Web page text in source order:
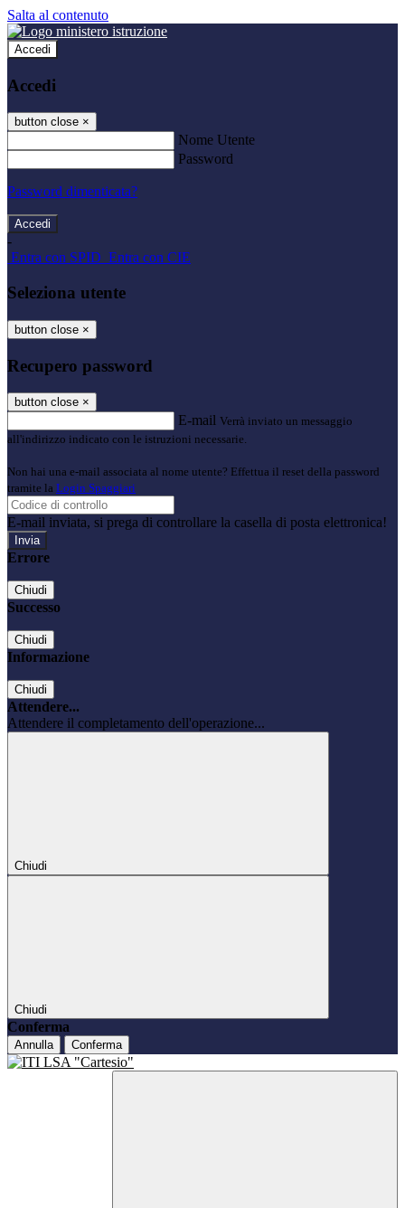
Salta al contenuto
Accedi
Accedi
button close ×
Nome Utente
Password
Password dimenticata?
-
Entra con SPID Entra con CIE
Seleziona utente
button close ×
Recupero password
button close ×
E-mail Verrà inviato un messaggio
all'indirizzo indicato con le istruzioni necessarie.
Non hai una e-mail associata al nome utente? Effettua il reset della password
tramite la Login Spaggiari
E-mail inviata, si prega di controllare la casella di posta elettronica!
Errore
Chiudi
Successo
Chiudi
Informazione
Chiudi
Attendere...
Attendere il completamento dell'operazione...
Chiudi
Chiudi
Conferma
Annulla Conferma